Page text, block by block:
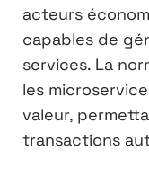
acteurs
capables de
services. La
les
valeur,
transactions